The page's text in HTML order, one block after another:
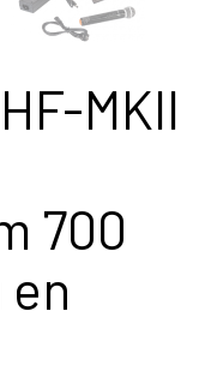
MKII
700